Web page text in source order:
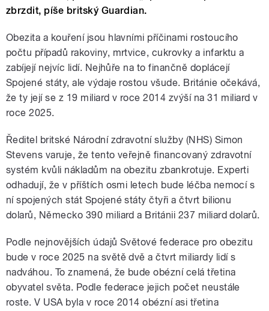
zbrzdit, píše britský Guardian.
Obezita a kouření jsou hlavními příčinami rostoucího
počtu případů rakoviny, mrtvice, cukrovky a infarktu a
zabíjejí nejvíc lidí. Nejhůře na to finančně doplácejí
Spojené státy, ale výdaje rostou všude. Británie očekává,
že ty její se z 19 miliard v roce 2014 zvýší na 31 miliard v
roce 2025.
Ředitel britské Národní zdravotní služby (NHS) Simon
Stevens varuje, že tento veřejně financovaný zdravotní
systém kvůli nákladům na obezitu zbankrotuje. Experti
odhadují, že v příštích osmi letech bude léčba nemocí s
ní spojených stát Spojené státy čtyři a čtvrt bilionu
dolarů, Německo 390 miliard a Británii 237 miliard dolarů.
Podle nejnovějších údajů Světové federace pro obezitu
bude v roce 2025 na světě dvě a čtvrt miliardy lidí s
nadváhou. To znamená, že bude obézní celá třetina
obyvatel světa. Podle federace jejich počet neustále
roste. V USA byla v roce 2014 obézní asi třetina